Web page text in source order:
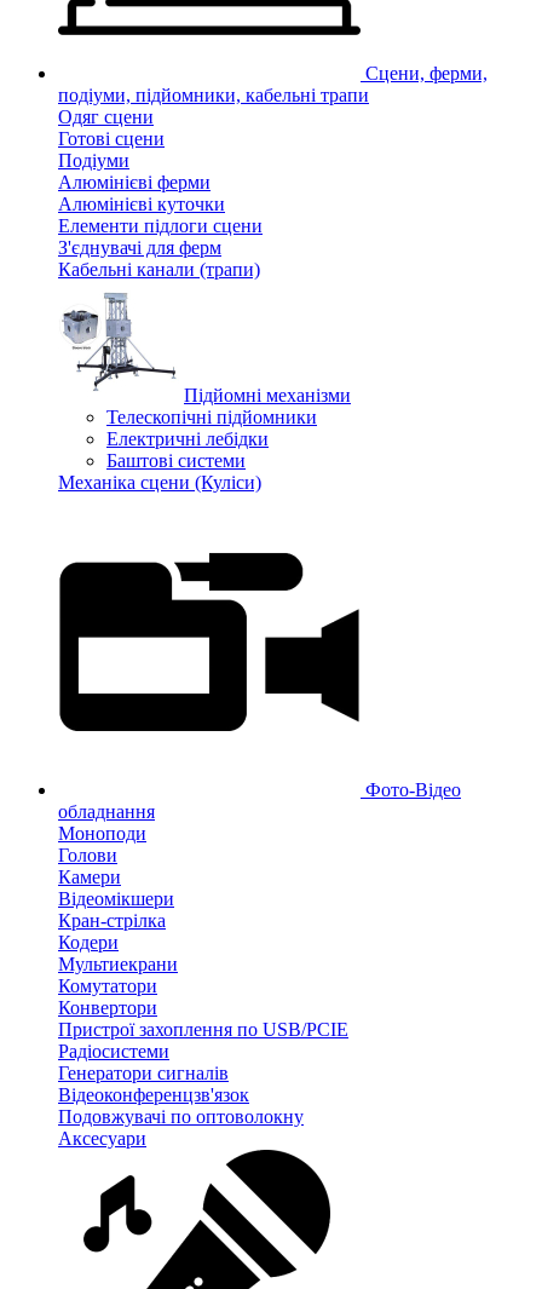
Сцени, ферми,
подіуми, підйомники, кабельні трапи
Одяг сцени
Готові сцени
Подіуми
Алюмінієві ферми
Алюмінієві куточки
Елементи підлоги сцени
З'єднувачі для ферм
Кабельні канали (трапи)
Підйомні механізми
Телескопічні підйомники
Електричні лебідки
Баштові системи
Механіка сцени (Куліси)
Фото-Відео
обладнання
Моноподи
Голови
Камери
Відеомікшери
Кран-стрілка
Кодери
Мультиекрани
Комутатори
Конвертори
Пристрої захоплення по USB/PCIE
Радіосистеми
Генератори сигналів
Відеоконференцзв'язок
Подовжувачі по оптоволокну
Аксесуари